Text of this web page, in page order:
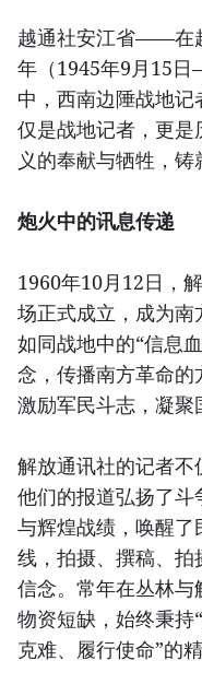
越通社安江省——在
年（1945年9月15
中，西南边陲战地
仅是战地记者，更
义的奉献与牺牲，铸
炮火中的讯息传递
1960年10月12日，
场正式成立，成为
如同战地中的“信息
念，传播南方革命的
激励军民斗志，凝聚
解放通讯社的记者不
他们的报道弘扬了
与辉煌战绩，唤醒
线，拍摄、撰稿、
信念。常年在丛林
物资短缺，始终秉持
克难、履行使命”的